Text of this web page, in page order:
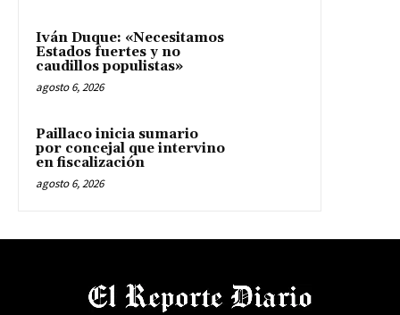
Iván Duque: «Necesitamos
Estados fuertes y no
caudillos populistas»
agosto 6, 2026
Paillaco inicia sumario
por concejal que intervino
en fiscalización
agosto 6, 2026